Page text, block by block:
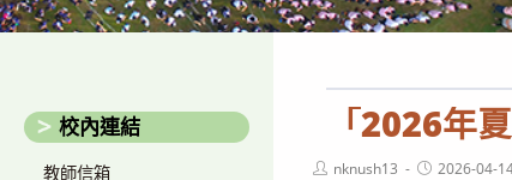
「2026年
Postnknush13
Post2026-04-
校內連結
教師信箱